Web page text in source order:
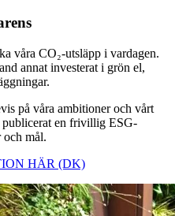
våra CO₂-utsläpp i vardagen.
annat investerat i grön el,
på våra ambitioner och vårt
publicerat en frivillig ESG-
och mål.
HÄR (DK)